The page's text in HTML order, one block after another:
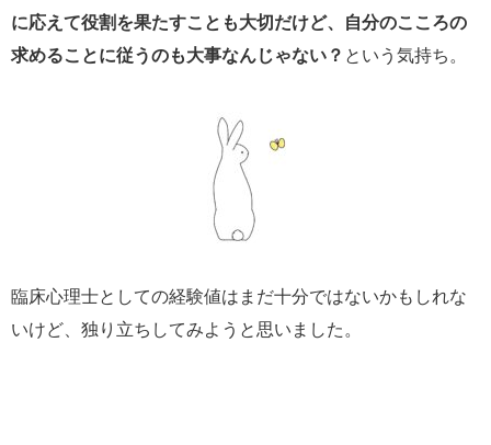
に応えて役割を果たすことも大切だけど、自分のこころの
求めることに従うのも大事なんじゃない？ という気持ち。
臨床心理士としての経験値はまだ十分ではないかもしれな
いけど、独り立ちしてみようと思いました。